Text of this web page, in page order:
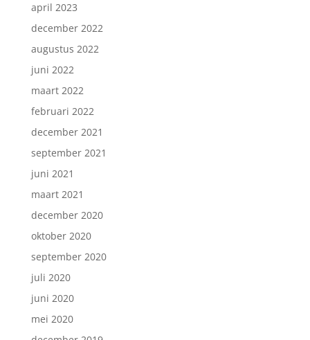
april 2023
december 2022
augustus 2022
juni 2022
maart 2022
februari 2022
december 2021
september 2021
juni 2021
maart 2021
december 2020
oktober 2020
september 2020
juli 2020
juni 2020
mei 2020